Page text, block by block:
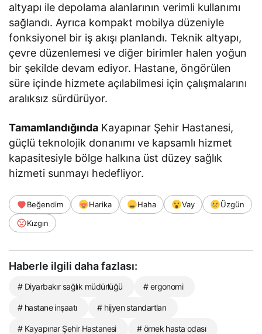
altyapı ile depolama alanlarının verimli kullanımı
sağlandı. Ayrıca kompakt mobilya düzeniyle
fonksiyonel bir iş akışı planlandı. Teknik altyapı,
çevre düzenlemesi ve diğer birimler halen yoğun
bir şekilde devam ediyor. Hastane, öngörülen
süre içinde hizmete açılabilmesi için çalışmalarını
aralıksız sürdürüyor.
Tamamlandığında Kayapınar Şehir Hastanesi,
güçlü teknolojik donanımı ve kapsamlı hizmet
kapasitesiyle bölge halkına üst düzey sağlık
hizmeti sunmayı hedefliyor.
Beğendim Harika Haha Vay
Üzgün
Kızgın
Haberle ilgili daha fazlası:
# Diyarbakır sağlık müdürlüğü # ergonomi
# hastane inşaatı # hijyen standartları
# Kayapınar Şehir Hastanesi # örnek hasta odası